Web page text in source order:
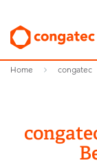
Home congatec